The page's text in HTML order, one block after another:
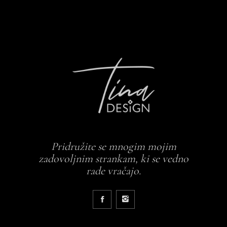
Pridružite se mnogim mojim
zadovoljnim strankam, ki se vedno
rade vračajo.